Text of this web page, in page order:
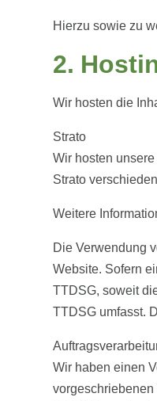
Hierzu sowie zu
2.
Wir hosten die
Strato
Wir hosten
Strato
Weitere
Die Verwendung
Website. Sofern
TTDSG, soweit
TTDSG umfasst.
Wir haben einen